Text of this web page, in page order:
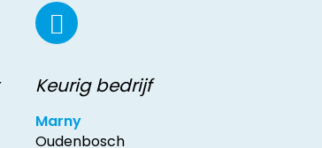
Keurig bedrijf
Marny
Oudenbosch